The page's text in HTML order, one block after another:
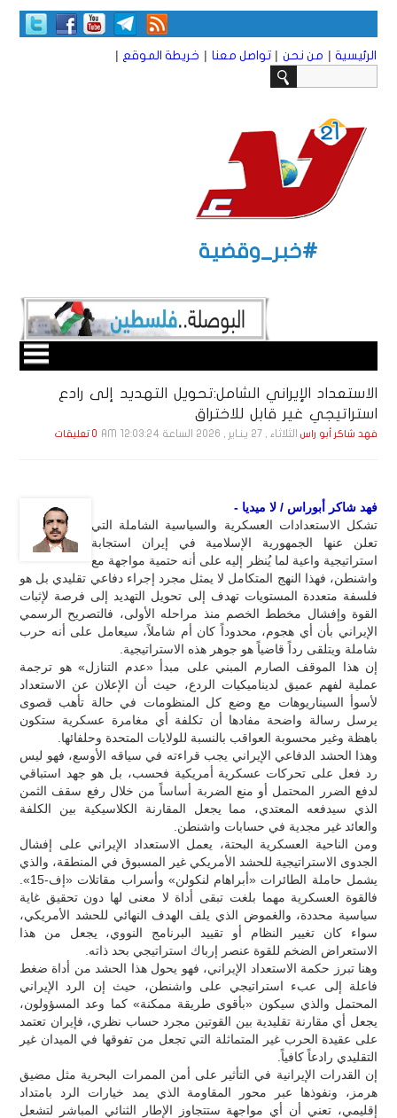
الرئيسية | من نحن | تواصل معنا | خريطة الموقع |
#خبر_وقضية
الاستعداد الإيراني الشامل:تحويل التهديد إلى رادع
استراتيجي غير قابل للاختراق
فهد شاكر أبو راس الثلاثاء , 27 يـنـاير , 2026 الساعة 12:03:24 AM 0 تعليقات
فهد شاكر أبوراس / لا ميديا -
تشكل الاستعدادات العسكرية والسياسية الشاملة التي
تعلن عنها الجمهورية الإسلامية في إيران استجابة
استراتيجية واعية لما يُنظر إليه على أنه حتمية مواجهة مع
واشنطن، فهذا النهج المتكامل لا يمثل مجرد إجراء دفاعي تقليدي بل هو
فلسفة متعددة المستويات تهدف إلى تحويل التهديد إلى فرصة لإثبات
القوة وإفشال مخطط الخصم منذ مراحله الأولى، فالتصريح الرسمي
الإيراني بأن أي هجوم، محدوداً كان أم شاملاً، سيعامل على أنه حرب
شاملة ويتلقى رداً قاضياً هو جوهر هذه الاستراتيجية.
إن هذا الموقف الصارم المبني على مبدأ «عدم التنازل» هو ترجمة
عملية لفهم عميق لديناميكيات الردع، حيث أن الإعلان عن الاستعداد
لأسوأ السيناريوهات مع وضع كل المنظومات في حالة تأهب قصوى
يرسل رسالة واضحة مفادها أن تكلفة أي مغامرة عسكرية ستكون
باهظة وغير محسوبة العواقب بالنسبة للولايات المتحدة وحلفائها.
وهذا الحشد الدفاعي الإيراني يجب قراءته في سياقه الأوسع، فهو ليس
رد فعل على تحركات عسكرية أمريكية فحسب، بل هو جهد استباقي
لدفع الضرر المحتمل أو منع الضربة أساساً من خلال رفع سقف الثمن
الذي سيدفعه المعتدي، مما يجعل المقارنة الكلاسيكية بين الكلفة
والعائد غير مجدية في حسابات واشنطن.
ومن الناحية العسكرية البحتة، يعمل الاستعداد الإيراني على إفشال
الجدوى الاستراتيجية للحشد الأمريكي غير المسبوق في المنطقة، والذي
يشمل حاملة الطائرات «أبراهام لنكولن» وأسراب مقاتلات «إف-15».
فالقوة العسكرية مهما بلغت تبقى أداة لا معنى لها دون تحقيق غاية
سياسية محددة، والغموض الذي يلف الهدف النهائي للحشد الأمريكي،
سواء كان تغيير النظام أو تقييد البرنامج النووي، يجعل من هذا
الاستعراض الضخم للقوة عنصر إرباك استراتيجي بحد ذاته.
وهنا تبرز حكمة الاستعداد الإيراني، فهو يحول هذا الحشد من أداة ضغط
فاعلة إلى عبء استراتيجي على واشنطن، حيث إن الرد الإيراني
المحتمل والذي سيكون «بأقوى طريقة ممكنة» كما وعد المسؤولون،
يجعل أي مقارنة تقليدية بين القوتين مجرد حساب نظري، فإيران تعتمد
على عقيدة الحرب غير المتماثلة التي تجعل من تفوقها في الميدان غير
التقليدي رادعاً كافياً.
إن القدرات الإيرانية في التأثير على أمن الممرات البحرية مثل مضيق
هرمز، ونفوذها عبر محور المقاومة الذي يمد خيارات الرد بامتداد
إقليمي، تعني أن أي مواجهة ستتجاوز الإطار الثنائي المباشر لتشعل